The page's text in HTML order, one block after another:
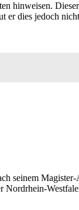
hinweisen.
er dies jedoch
seinem